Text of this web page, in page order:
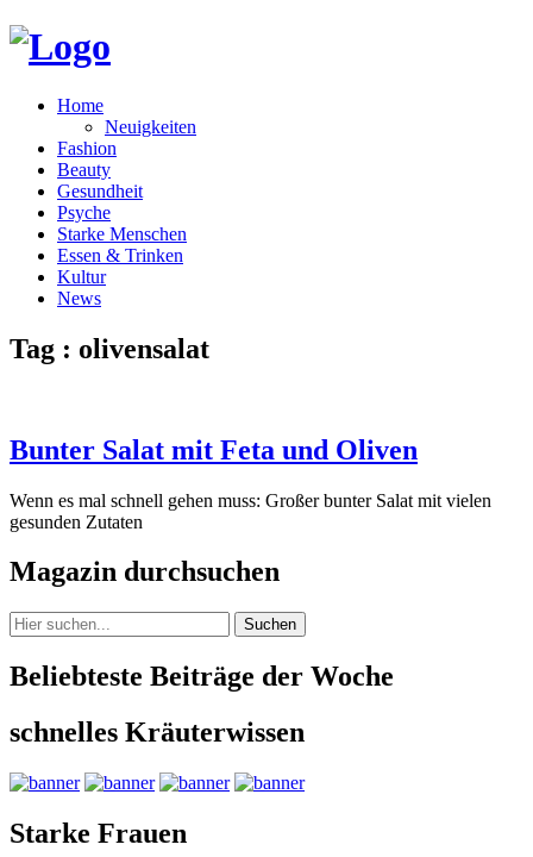
Home
Neuigkeiten
Fashion
Beauty
Gesundheit
Psyche
Starke Menschen
Essen & Trinken
Kultur
News
Tag : olivensalat
Bunter Salat mit Feta und Oliven
Wenn es mal schnell gehen muss: Großer bunter Salat mit vielen
gesunden Zutaten
Magazin durchsuchen
Suchen
Beliebteste Beiträge der Woche
schnelles Kräuterwissen
Starke Frauen